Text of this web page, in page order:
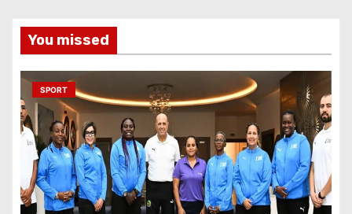
You missed
SPORT